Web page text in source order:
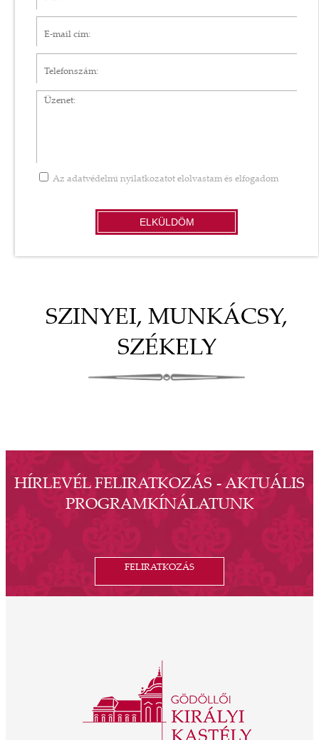
Üzenet
Az adatvédelmi nyilatkozatot elolvastam és elfogadom
ELKÜLDÖM
SZINYEI, MUNKÁCSY,
SZÉKELY
HÍRLEVÉL FELIRATKOZÁS - AKTUÁLIS
PROGRAMKÍNÁLATUNK
FELIRATKOZÁS